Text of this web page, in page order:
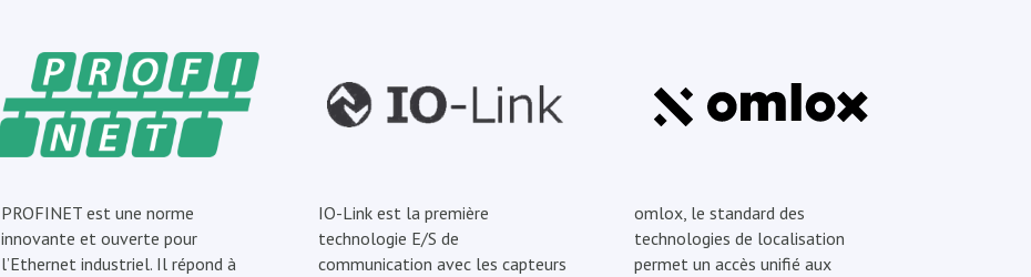
PROFINET est une norme
innovante et ouverte pour
l’Ethernet industriel. Il répond à
IO-Link est la première
technologie E/S de
communication avec les capteurs
omlox, le standard des
technologies de localisation
permet un accès unifié aux